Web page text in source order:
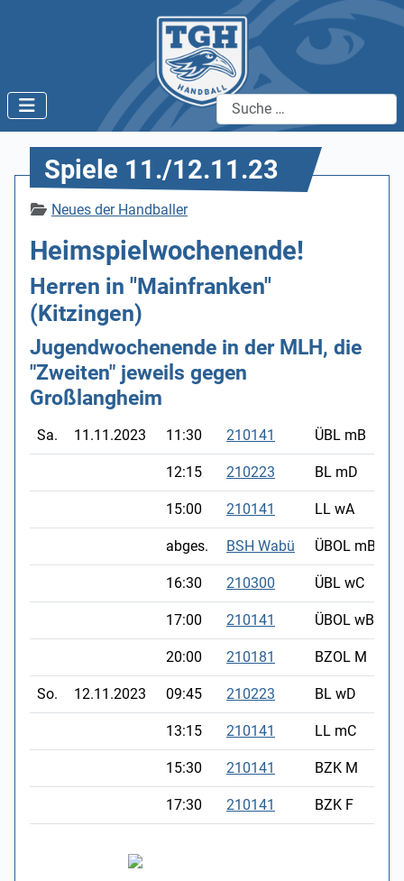
Suchen
Spiele 11./12.11.23
DetailsNeues der Handballer
Heimspielwochenende!
Herren in "Mainfranken"
(Kitzingen)
Jugendwochenende in der MLH, die
"Zweiten" jeweils gegen
Großlangheim
Sa. 11.11.2023 11:30 210141 ÜBL mB
12:15 210223 BL mD
15:00 210141 LL wA
abges. BSH Wabü ÜBOL mB
16:30 210300 ÜBL wC
17:00 210141 ÜBOL wB
20:00 210181 BZOL M
So. 12.11.2023 09:45 210223 BL wD
13:15 210141 LL mC
15:30 210141 BZK M
17:30 210141 BZK F